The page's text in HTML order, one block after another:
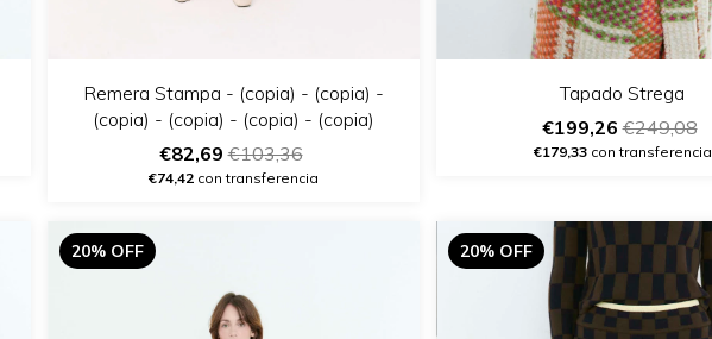
Remera Stampa - (copia) - (copia) -
(copia) - (copia) - (copia) - (copia)
€82,69€103,36
€74,42 con transferencia
Tapado Strega
€199,26€249,08
€179,33con transferencia
20% OFF 20% OFF